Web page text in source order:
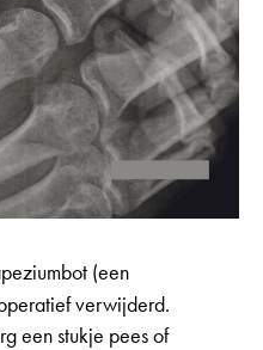
(een
verwijderd.
een stukje pees of